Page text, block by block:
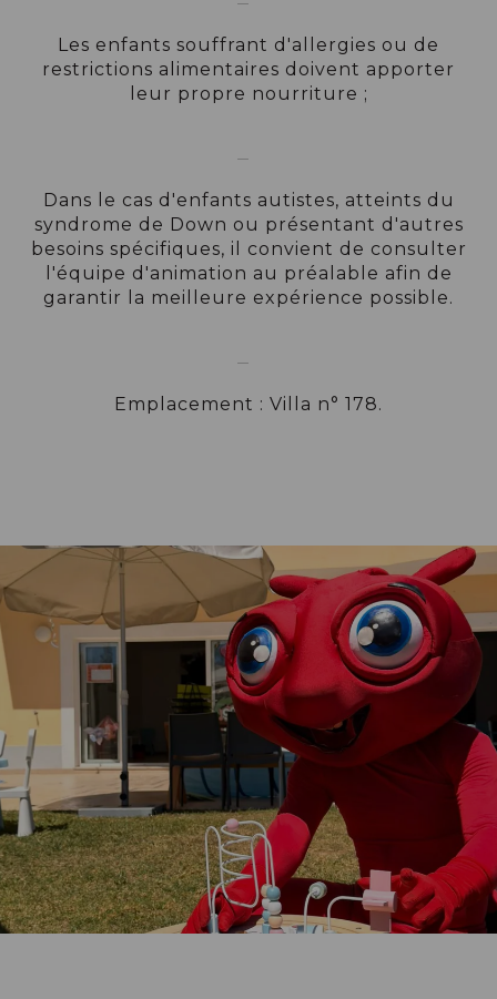
Les enfants souffrant d'allergies ou de
restrictions alimentaires doivent apporter
leur propre nourriture ;
Dans le cas d'enfants autistes, atteints du
syndrome de Down ou présentant d'autres
besoins spécifiques, il convient de consulter
l'équipe d'animation au préalable afin de
garantir la meilleure expérience possible.
Emplacement : Villa n° 178.